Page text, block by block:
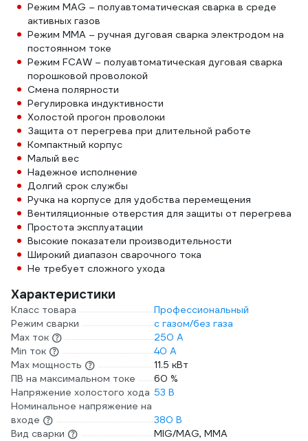
Режим MAG – полуавтоматическая сварка в среде
активных газов
Режим MMA – ручная дуговая сварка электродом на
постоянном токе
Режим FCAW – полуавтоматическая дуговая сварка
порошковой проволокой
Смена полярности
Регулировка индуктивности
Холостой прогон проволоки
Защита от перегрева при длительной работе
Компактный корпус
Малый вес
Надежное исполнение
Долгий срок службы
Ручка на корпусе для удобства перемещения
Вентиляционные отверстия для защиты от перегрева
Простота эксплуатации
Высокие показатели производительности
Широкий диапазон сварочного тока
Не требует сложного ухода
Характеристики
Класс товара
Профессиональный
Режим сварки
с газом/без газа
Max ток
250 А
Min ток
40 А
Max мощность
11.5 кВт
ПВ на максимальном токе
60 %
Напряжение холостого хода 53 В
Номинальное напряжение на
входе
380 В
Вид сварки
MIG/MAG, MMA